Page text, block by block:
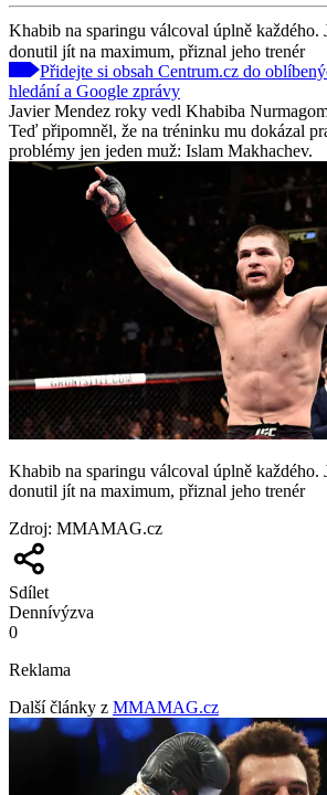
Khabib na sparingu válcoval úplně každého.
donutil jít na maximum, přiznal jeho trenér
Přidejte si obsah Centrum.cz do
hledání a Google zprávy
Javier Mendez roky vedl Khabiba
Teď připomněl, že na tréninku mu dokázal
problémy jen jeden muž: Islam Makhachev.
Khabib na sparingu válcoval úplně každého.
donutil jít na maximum, přiznal jeho trenér
Zdroj: MMAMAG.cz
Sdílet
Dennívýzva
0
Reklama
Další články z MMAMAG.cz